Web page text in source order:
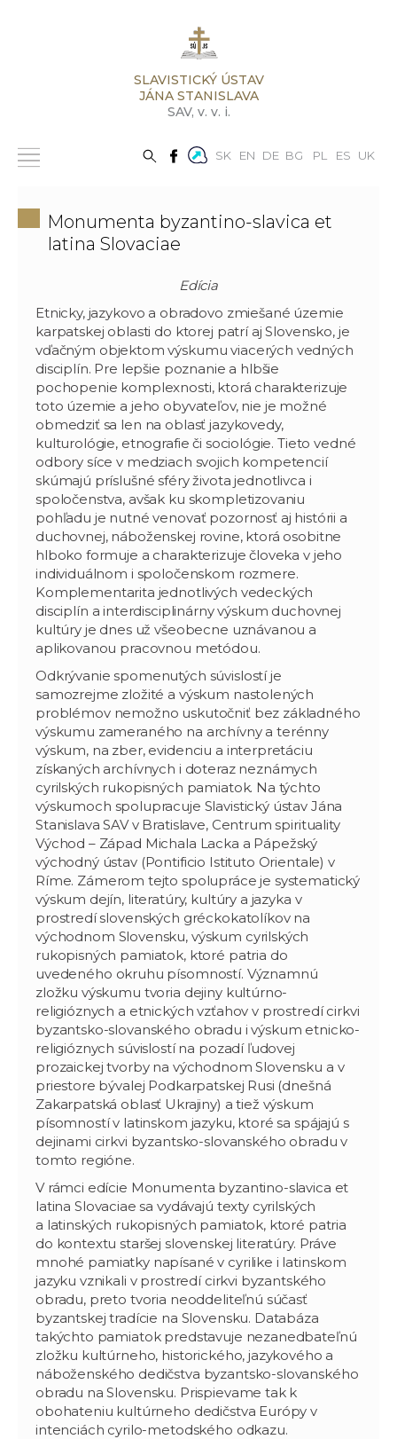
SLAVISTICKÝ ÚSTAV
JÁNA STANISLAVA
SAV, v. v. i.
UK
ES
PL
BG
DE
EN
SK
Monumenta byzantino-slavica et
latina Slovaciae
Edícia
Etnicky, jazykovo a obradovo zmiešané územie
karpatskej oblasti do ktorej patrí aj Slovensko, je
vďačným objektom výskumu viacerých vedných
disciplín. Pre lepšie poznanie a hlbšie
pochopenie komplexnosti, ktorá charakterizuje
toto územie a jeho obyvateľov, nie je možné
obmedziť sa len na oblasť jazykovedy,
kulturológie, etnografie či sociológie. Tieto vedné
odbory síce v medziach svojich kompetencií
skúmajú príslušné sféry života jednotlivca i
spoločenstva, avšak ku skompletizovaniu
pohľadu je nutné venovať pozornosť aj histórii a
duchovnej, náboženskej rovine, ktorá osobitne
hlboko formuje a charakterizuje človeka v jeho
individuálnom i spoločenskom rozmere.
Komplementarita jednotlivých vedeckých
disciplín a interdisciplinárny výskum duchovnej
kultúry je dnes už všeobecne uznávanou a
aplikovanou pracovnou metódou.
Odkrývanie spomenutých súvislostí je
samozrejme zložité a výskum nastolených
problémov nemožno uskutočniť bez základného
výskumu zameraného na archívny a terénny
výskum, na zber, evidenciu a interpretáciu
získaných archívnych i doteraz neznámych
cyrilských rukopisných pamiatok. Na týchto
výskumoch spolupracuje Slavistický ústav Jána
Stanislava SAV v Bratislave, Centrum spirituality
Východ – Západ Michala Lacka a Pápežský
východný ústav (Pontificio Istituto Orientale) v
Ríme. Zámerom tejto spolupráce je systematický
výskum dejín, literatúry, kultúry a jazyka v
prostredí slovenských gréckokatolíkov na
východnom Slovensku, výskum cyrilských
rukopisných pamiatok, ktoré patria do
uvedeného okruhu písomností. Významnú
zložku výskumu tvoria dejiny kultúrno-
religióznych a etnických vzťahov v prostredí cirkvi
byzantsko-slovanského obradu i výskum etnicko-
religióznych súvislostí na pozadí ľudovej
prozaickej tvorby na východnom Slovensku a v
priestore bývalej Podkarpatskej Rusi (dnešná
Zakarpatská oblasť Ukrajiny) a tiež výskum
písomností v latinskom jazyku, ktoré sa spájajú s
dejinami cirkvi byzantsko-slovanského obradu v
tomto regióne.
V rámci edície Monumenta byzantino-slavica et
latina Slovaciae sa vydávajú texty cyrilských
a latinských rukopisných pamiatok, ktoré patria
do kontextu staršej slovenskej literatúry. Práve
mnohé pamiatky napísané v cyrilike i latinskom
jazyku vznikali v prostredí cirkvi byzantského
obradu, preto tvoria neoddeliteľnú súčasť
byzantskej tradície na Slovensku. Databáza
takýchto pamiatok predstavuje nezanedbateľnú
zložku kultúrneho, historického, jazykového a
náboženského dedičstva byzantsko-slovanského
obradu na Slovensku. Prispievame tak k
obohateniu kultúrneho dedičstva Európy v
intenciách cyrilo-metodského odkazu.